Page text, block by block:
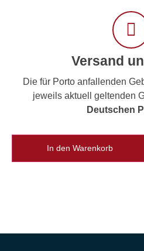
Versand
Die für Porto anfallenden
jeweils aktuell geltenden
Deutschen
In den Warenkorb